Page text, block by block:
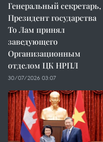
Генеральный секретарь,
Президент государства
То Лам принял
заведующего
Организационным
отделом ЦК НРПЛ
30/07/2026 03:07